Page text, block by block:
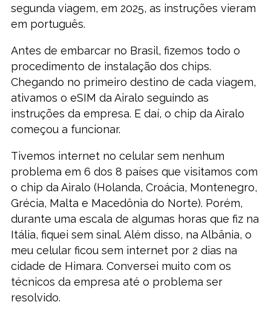
segunda viagem, em 2025, as instruções vieram
em português.
Antes de embarcar no Brasil, fizemos todo o
procedimento de instalação dos chips.
Chegando no primeiro destino de cada viagem,
ativamos o eSIM da Airalo seguindo as
instruções da empresa. E daí, o chip da Airalo
começou a funcionar.
Tivemos internet no celular sem nenhum
problema em 6 dos 8 países que visitamos com
o chip da Airalo (Holanda, Croácia, Montenegro,
Grécia, Malta e Macedônia do Norte). Porém,
durante uma escala de algumas horas que fiz na
Itália, fiquei sem sinal. Além disso, na Albânia, o
meu celular ficou sem internet por 2 dias na
cidade de Himara. Conversei muito com os
técnicos da empresa até o problema ser
resolvido.